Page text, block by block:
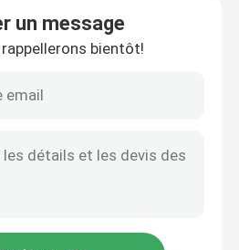
un message
bientôt!